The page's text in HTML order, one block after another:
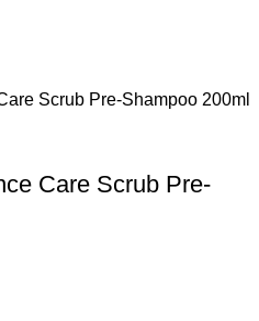
Care Scrub Pre-